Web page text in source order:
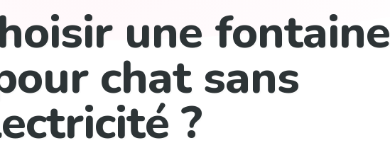
une fontaine
chat sans
?